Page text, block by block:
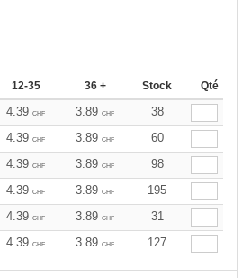
12-35 36 + Stock Qté
4.39 CHF 3.89 CHF
38
4.39 CHF 3.89 CHF
60
4.39 CHF 3.89 CHF
98
4.39 CHF 3.89 CHF
195
4.39 CHF 3.89 CHF
31
4.39 CHF 3.89 CHF 127